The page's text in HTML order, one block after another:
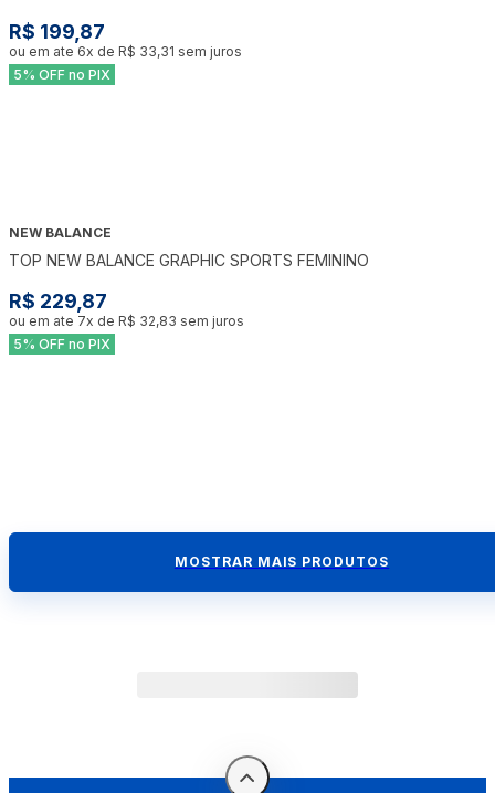
R$ 199,87
ou em ate 6x de R$ 33,31 sem juros
5% OFF no PIX
NEW BALANCE
TOP NEW BALANCE GRAPHIC SPORTS FEMININO
R$ 229,87
ou em ate 7x de R$ 32,83 sem juros
5% OFF no PIX
MOSTRAR MAIS PRODUTOS